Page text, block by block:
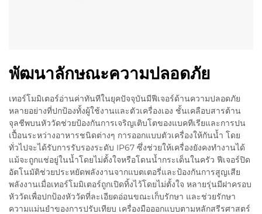
พัฒนาลักษณะความปลอดภัย
เทอร์โมมิเตอร์อ่านค่าทันทีในยุคปัจจุบันมีฟีเจอร์ด้านความปลอดภัย
หลายอย่างที่ปกป้องทั้งผู้ใช้งานและตัวเครื่องเอง ชั้นเคลือบสารต้าน
จุลชีพบนหัววัดช่วยป้องกันการเจริญเติบโตของแบคทีเรียและการปน
เปื้อนระหว่างอาหารชนิดต่างๆ การออกแบบตัวเครื่องให้กันน้ำ โดย
ทั่วไปจะได้รับการรับรองระดับ IP67 ซึ่งช่วยให้เครื่องยังคงทำงานได้
แม้จะถูกแช่อยู่ในน้ำโดยไม่ตั้งใจหรือโดนน้ำกระเด็นในครัว ฟีเจอร์ปิด
อัตโนมัติช่วยประหยัดพลังงานจากแบตเตอรี่และป้องกันการสูญเสีย
พลังงานเมื่อเทอร์โมมิเตอร์ถูกเปิดทิ้งไว้โดยไม่ตั้งใจ หลายรุ่นมีฝาครอบ
หัววัดเพื่อปกป้องหัววัดที่ละเอียดอ่อนขณะเก็บรักษา และช่วยรักษา
ความแม่นยำของการปรับเทียบ เครื่องมือออกแบบตามหลักสรีรศาสตร์